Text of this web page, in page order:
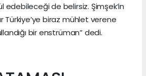
de belirsiz. Şimşek’in
Türkiye’ye biraz mühlet verene
bir enstrüman” dedi.